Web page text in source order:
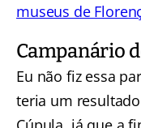
museus de
Campanário
Eu não fiz essa
teria um